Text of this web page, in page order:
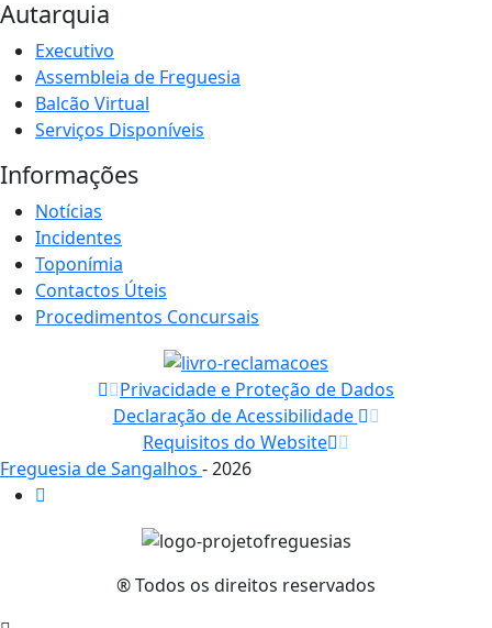
Autarquia
Executivo
Assembleia de Freguesia
Balcão Virtual
Serviços Disponíveis
Informações
Notícias
Incidentes
Toponímia
Contactos Úteis
Procedimentos Concursais
Privacidade e Proteção de Dados
Declaração de Acessibilidade
Requisitos do Website
Freguesia de Sangalhos - 2026
® Todos os direitos reservados